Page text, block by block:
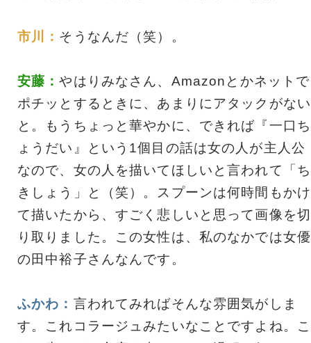
市川： そうなんだ（笑）。
安藤：やはりみなさん、Amazonとかネットで
ポチッとするときに、あまりにアタックがない
と。もうちょっと華やかに、できれば『一口ち
ょうだい』という1個目の話は女の人が主人公
なので、女の人を描いてほしいと言われて「ち
きしょう」と（笑）。スプーンは何時間もかけ
て描いたから、すごく悲しいと思って画像を切
り取りました。この女性は、私のなかでは女優
の田中裕子さんなんです。
ふかわ： 言われてみればそんな雰囲気がしま
す。これコラージュみたいなことですよね。こ